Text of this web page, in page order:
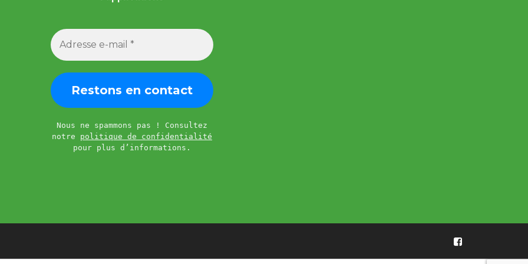
Nous ne spammons pas ! Consultez
notre politique de confidentialité
pour plus d’informations.